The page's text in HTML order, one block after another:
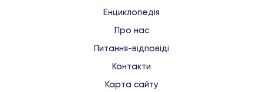
Енциклопедія
Про нас
Питання-відповіді
Контакти
Карта сайту